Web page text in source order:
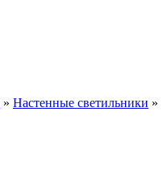
» Настенные светильники »